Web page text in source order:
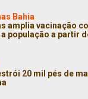
Bahia
amplia vacinação
população a partir
20 mil pés de